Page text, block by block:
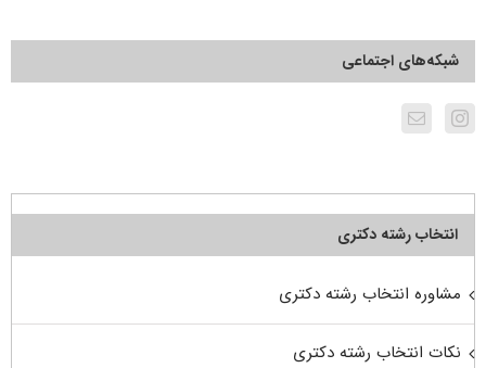
شبکه‌های اجتماعی
انتخاب رشته دکتری
مشاوره انتخاب رشته دکتری
نکات انتخاب رشته دکتری